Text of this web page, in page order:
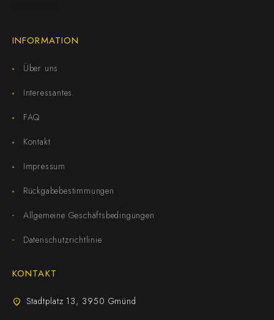
INFORMATION
Über uns
Interessantes
FAQ
Kontakt
Impressum
Rückgabebestimmungen
Allgemeine Geschäftsbedingungen
Datenschutzrichtlinie
KONTAKT
Stadtplatz 13, 3950 Gmünd